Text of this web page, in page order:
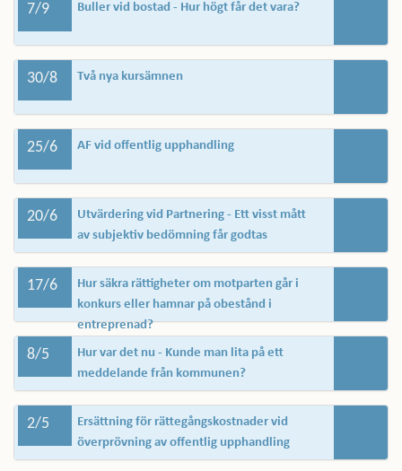
7/9 Buller vid bostad - Hur högt får det vara?
30/8 Två nya kursämnen
25/6 AF vid offentlig upphandling
20/6
Utvärdering vid Partnering - Ett visst mått
av subjektiv bedömning får godtas
17/6
Hur säkra rättigheter om motparten går i
konkurs eller hamnar på obestånd i
entreprenad?
8/5
Hur var det nu - Kunde man lita på ett
meddelande från kommunen?
2/5
Ersättning för rättegångskostnader vid
överprövning av offentlig upphandling